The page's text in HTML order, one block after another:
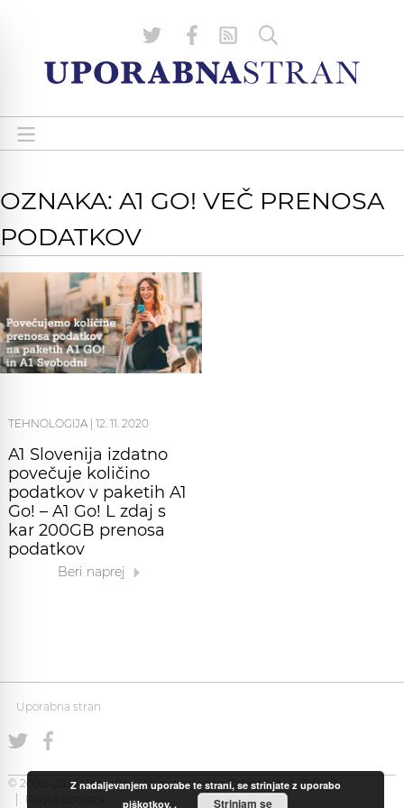
OZNAKA: A1 GO! VEČ PRENOSA
PODATKOV
TEHNOLOGIJA 12. 11. 2020
A1 Slovenija izdatno
povečuje količino
podatkov v paketih A1
Go! – A1 Go! L zdaj s
kar 200GB prenosa
podatkov
Beri naprej
Uporabna stran
© 2008-2026 Uporabna Stran gostuje naZabec.net
Piškotki
Pogoji uporabe
Z nadaljevanjem uporabe te strani, se strinjate z uporabo
piškotkov.. Strinjam se